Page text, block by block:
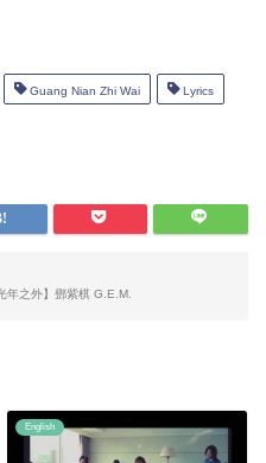
Guang Nian Zhi Wai Lyrics
年之外】鄧紫棋 G.E.M.
English